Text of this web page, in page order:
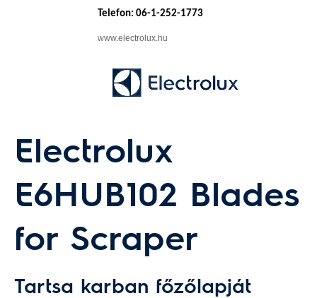
Telefon: 06-1-252-1773
www.electrolux.hu
Electrolux
E6HUB102 Blades
for Scraper
Tartsa karban főzőlapját